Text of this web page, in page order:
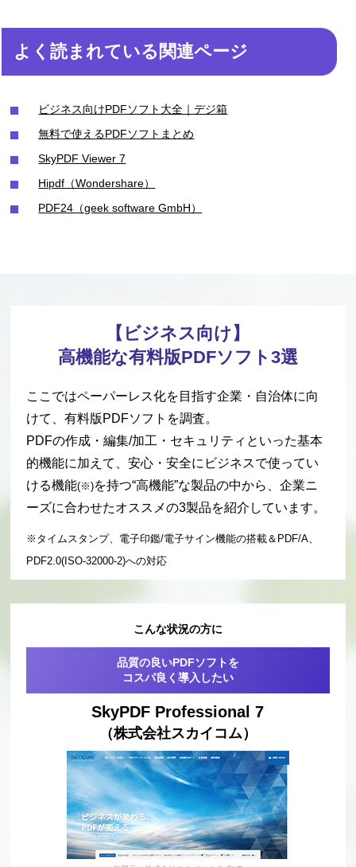
よく読まれている関連ページ
ビジネス向けPDFソフト大全｜デジ箱
無料で使えるPDFソフトまとめ
SkyPDF Viewer 7
Hipdf（Wondershare）
PDF24（geek software GmbH）
【ビジネス向け】
高機能な有料版PDFソフト3選
ここではペーパーレス化を目指す企業・自治体に向
けて、有料版PDFソフトを調査。
PDFの作成・編集/加工・セキュリティといった基本
的機能に加えて、安心・安全にビジネスで使ってい
ける機能(※)を持つ“高機能”な製品の中から、企業ニ
ーズに合わせたオススメの3製品を紹介しています。
※タイムスタンプ、電子印鑑/電子サイン機能の搭載＆PDF/A、
PDF2.0(ISO-32000-2)への対応
こんな状況の方に
品質の良いPDFソフトを
コスパ良く導入したい
SkyPDF Professional 7
（株式会社スカイコム）